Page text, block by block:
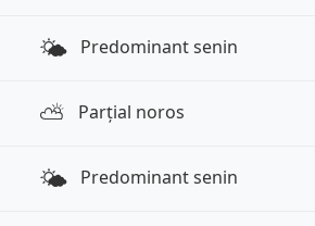
🌤️ Predominant senin
⛅️ Parțial noros
🌤️ Predominant senin